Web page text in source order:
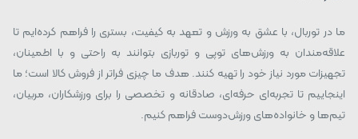
ما در توربال، با عشق به ورزش و تعهد به کیفیت، بستری را فراهم کرده‌ایم تا
علاقه‌مندان به ورزش‌های توپی و توربازی بتوانند به راحتی و با اطمینان،
تجهیزات مورد نیاز خود را تهیه کنند. هدف ما چیزی فراتر از فروش کالا است؛ ما
اینجاییم تا تجربه‌ای حرفه‌ای، صادقانه و تخصصی را برای ورزشکاران، مربیان،
تیم‌ها و خانواده‌های ورزش‌دوست فراهم کنیم.